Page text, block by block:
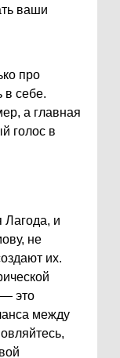
ваши
про
в себе.
а главная
голос в
Лагода, и
не
их.
— это
между